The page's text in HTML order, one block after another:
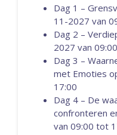
Dag 1 –
11-2027 van
Dag 2 –
2027 van
Dag 3 –
met Emoties
17:00
Dag 4 – De
confronteren
van 09:00 tot